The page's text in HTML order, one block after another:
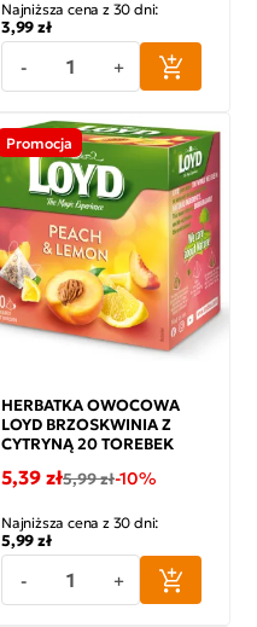
Najniższa cena z 30 dni:
3,99 zł
- +
Promocja
HERBATKA OWOCOWA
LOYD BRZOSKWINIA Z
CYTRYNĄ 20 TOREBEK
5,39 zł5,99 zł-10%
Najniższa cena z 30 dni:
5,99 zł
- +